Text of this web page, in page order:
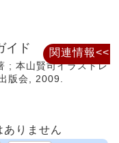
イド
; 本山賢司イラストレ
版会, 2009.
ありません
関連情報<<